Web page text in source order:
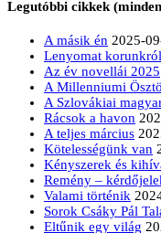
Legutóbbi cikkek
A másik én 2025-
Lenyomat korunkról
Az év novellái 2025
A Millenniumi
A Szlovákiai
Rácsok a havon
A teljes március
Kötelességünk van
Kényszerek és
Remény –
Valami történik
Sorok Csáky Pál
Eltűnik egy világ